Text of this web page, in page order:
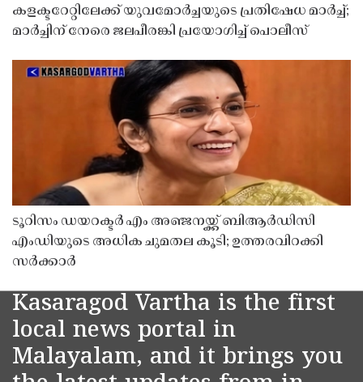
കളക്ടറേറ്റിലേക്ക് യുവമോർച്ചയുടെ പ്രതിഷേധ മാർച്ച്;
മാർച്ചിന് നേരെ ജലപീരങ്കി പ്രയോഗിച്ച് പൊലീസ്
ടൂറിസം ഡയറക്ടർ എം അഞ്ജനയ്ക്ക് ബിആർഡിസി
എംഡിയുടെ അധിക ചുമതല കൂടി; ഉത്തരവിറക്കി
സർക്കാർ
Kasaragod Vartha is the first
local news portal in
Malayalam, and it brings you